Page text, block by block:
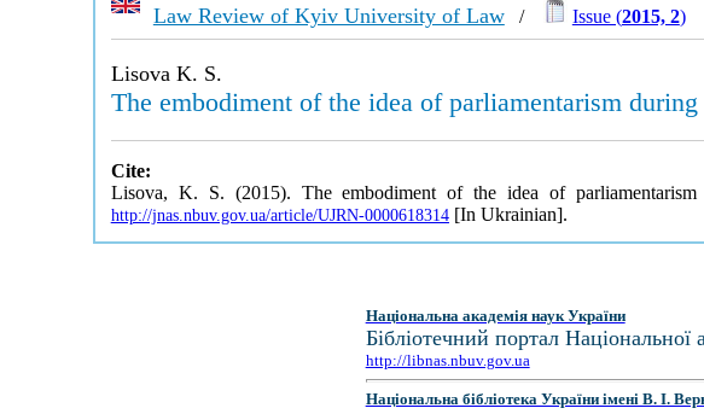
Law Review of Kyiv University of Law/ Issue (2015, 2)
Lisova K. S.
The embodiment of the idea of parliamentarism
Cite:
Lisova, K. S. (2015). The embodiment of the idea of
http://jnas.nbuv.gov.ua/article/UJRN-0000618314[In Ukrainian].
Національна академія наук України
Бібліотечний портал
http://libnas.nbuv.gov.ua
Національна бібліотека України імені В. І.